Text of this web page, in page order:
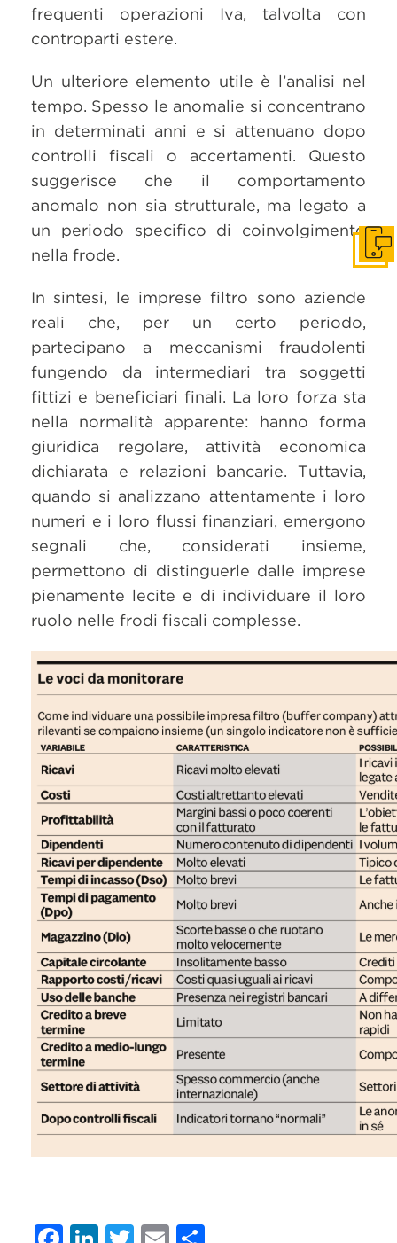
frequenti operazioni Iva, talvolta con
controparti estere.
Un ulteriore elemento utile è l’analisi nel
tempo. Spesso le anomalie si concentrano
in determinati anni e si attenuano dopo
controlli fiscali o accertamenti. Questo
suggerisce che il comportamento
anomalo non sia strutturale, ma legato a
un periodo specifico di coinvolgimento
nella frode.
In sintesi, le imprese filtro sono aziende
reali che, per un certo periodo,
partecipano a meccanismi fraudolenti
fungendo da intermediari tra soggetti
fittizi e beneficiari finali. La loro forza sta
nella normalità apparente: hanno forma
giuridica regolare, attività economica
dichiarata e relazioni bancarie. Tuttavia,
quando si analizzano attentamente i loro
numeri e i loro flussi finanziari, emergono
segnali che, considerati insieme,
permettono di distinguerle dalle imprese
pienamente lecite e di individuare il loro
ruolo nelle frodi fiscali complesse.
Get